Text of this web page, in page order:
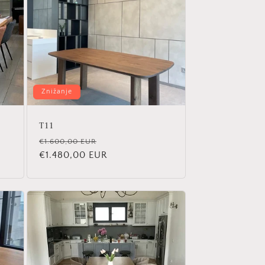
Znižanje
T11
Redna
cena
€1.600,00 EUR
cena
€1.480,00 EUR